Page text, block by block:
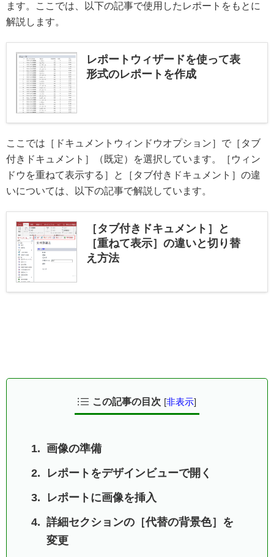
ます。ここでは、以下の記事で使用したレポートをもとに
解説します。
レポートウィザードを使って表
形式のレポートを作成
ここでは［ドキュメントウィンドウオプション］で［タブ
付きドキュメント］（既定）を選択しています。［ウィン
ドウを重ねて表示する］と［タブ付きドキュメント］の違
いについては、以下の記事で解説しています。
［タブ付きドキュメント］と
［重ねて表示］の違いと切り替
え方法
この記事の目次 [非表示]
画像の準備
レポートをデザインビューで開く
レポートに画像を挿入
詳細セクションの［代替の背景色］を
変更